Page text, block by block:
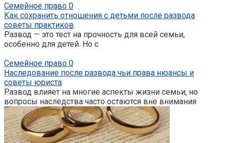
Семейное право 0
Как сохранить отношения с детьми после развода
советы практиков
Развод — это тест на прочность для всей семьи,
особенно для детей. Но с
Семейное право 0
Наследование после развода чьи права нюансы и
советы юриста
Развод влияет на многие аспекты жизни семьи, но
вопросы наследства часто остаются вне внимания